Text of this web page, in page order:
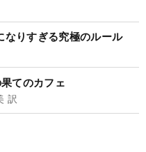
りすぎる究極のルール
てのカフェ
訳